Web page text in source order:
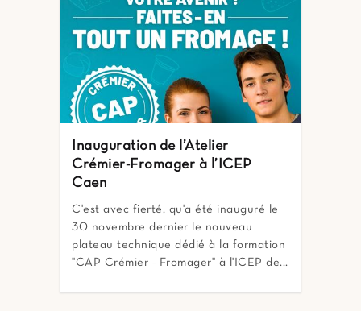
Inauguration de l’Atelier
Crémier-Fromager à l’ICEP
Caen
C'est avec fierté, qu'a été inauguré le
30 novembre dernier le nouveau
plateau technique dédié à la formation
"CAP Crémier - Fromager" à l'ICEP de...